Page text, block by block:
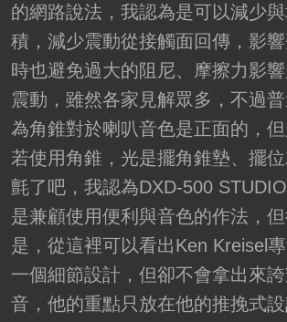
的網路說法，我認為是可以減少
積，減少震動從接觸面回傳，影
時也避免過大的阻尼、摩擦力影
震動，雖然各家見解眾多，不過
為角錐對於喇叭音色是正面的，
若使用角錐，光是擺角錐墊、擺
氈了吧，我認為DXD-500
是兼顧使用便利與音色的作法，
是，從這裡可以看出Ken Kreisel
一個細節設計，但卻不會拿出來
音，他的重點只放在他的推挽式